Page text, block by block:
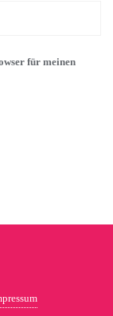
für meinen